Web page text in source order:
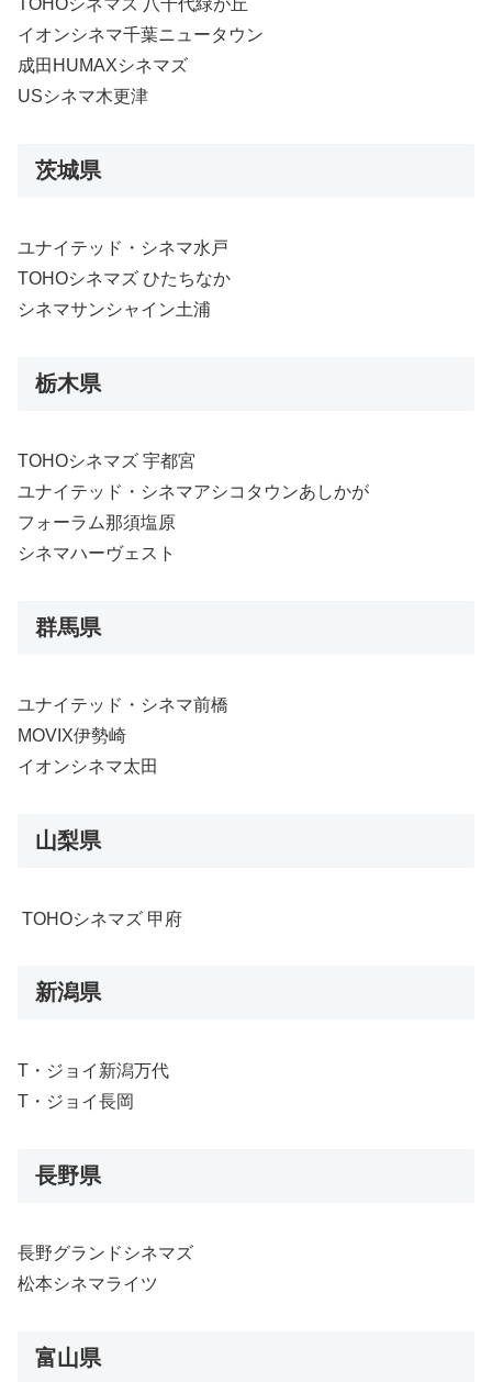
TOHOシネマズ 八千代緑が丘
イオンシネマ千葉ニュータウン
成田HUMAXシネマズ
USシネマ木更津
茨城県
ユナイテッド・シネマ水戸
TOHOシネマズ ひたちなか
シネマサンシャイン土浦
栃木県
TOHOシネマズ 宇都宮
ユナイテッド・シネマアシコタウンあしかが
フォーラム那須塩原
シネマハーヴェスト
群馬県
ユナイテッド・シネマ前橋
MOVIX伊勢崎
イオンシネマ太田
山梨県
TOHOシネマズ 甲府
新潟県
T・ジョイ新潟万代
T・ジョイ長岡
長野県
長野グランドシネマズ
松本シネマライツ
富山県